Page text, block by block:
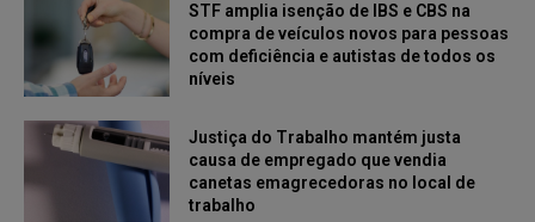
STF amplia isenção de IBS e CBS na
compra de veículos novos para pessoas
com deficiência e autistas de todos os
níveis
Justiça do Trabalho mantém justa
causa de empregado que vendia
canetas emagrecedoras no local de
trabalho